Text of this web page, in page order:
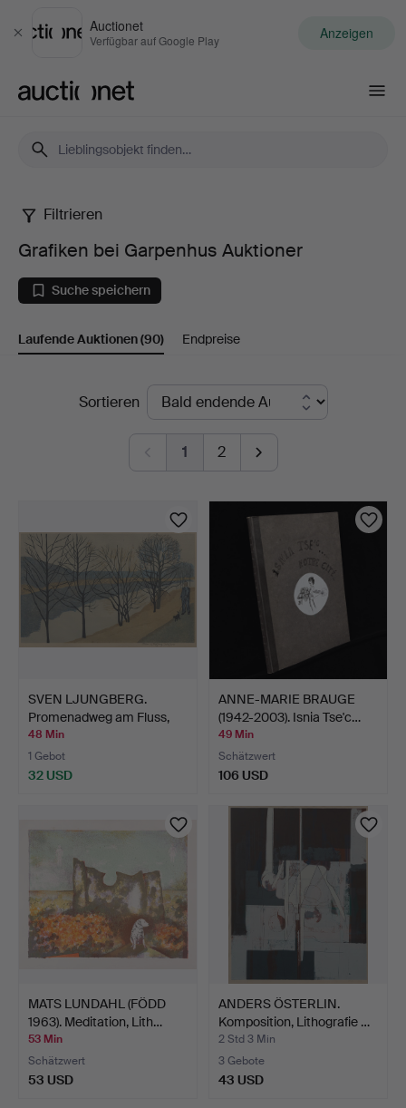
Schließen
Auctionet
Verfügbar auf Google Play Anzeigen
Grafiken
bei
Garpenhus
Auktioner
Filtrieren
Grafiken bei Garpenhus Auktioner
Suche speichern
Laufende Auktionen(90) Endpreise
LaufendeSortieren
1 2
SVEN LJUNGBERG.
Promenadweg am Fluss,
Holz…
48 Min
1 Gebot
32 USD
ANNE-MARIE BRAUGE
(1942-2003). Isnia Tse'c…
49 Min
Schätzwert
106 USD
MATS LUNDAHL (FÖDD
1963). Meditation, Lith…
53 Min
Schätzwert
53 USD
ANDERS ÖSTERLIN.
Komposition, Lithografie …
2 Std 3 Min
3 Gebote
43 USD